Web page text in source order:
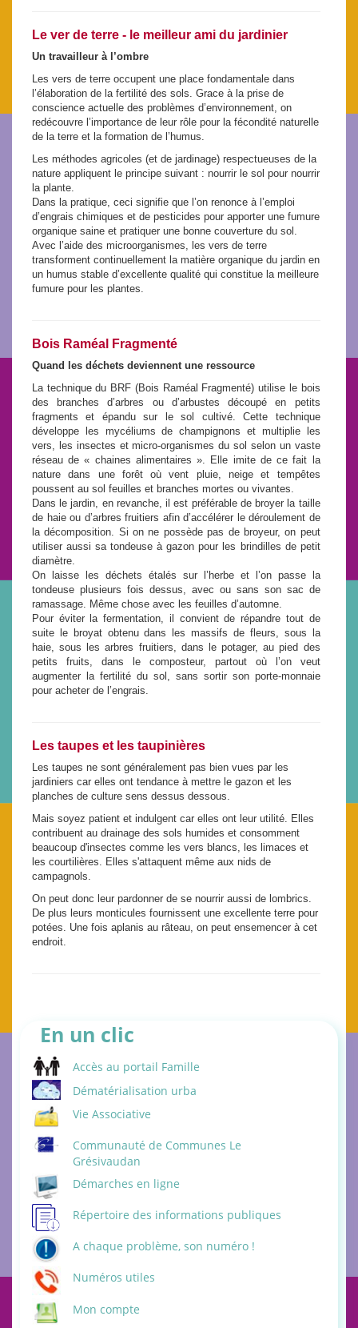
Le ver de terre - le meilleur ami du jardinier
Un travailleur à l’ombre
Les vers de terre occupent une place fondamentale dans
l’élaboration de la fertilité des sols. Grace à la prise de
conscience actuelle des problèmes d’environnement, on
redécouvre l’importance de leur rôle pour la fécondité naturelle
de la terre et la formation de l’humus.
Les méthodes agricoles (et de jardinage) respectueuses de la
nature appliquent le principe suivant : nourrir le sol pour nourrir
la plante.
Dans la pratique, ceci signifie que l’on renonce à l’emploi
d’engrais chimiques et de pesticides pour apporter une fumure
organique saine et pratiquer une bonne couverture du sol.
Avec l’aide des microorganismes, les vers de terre
transforment continuellement la matière organique du jardin en
un humus stable d’excellente qualité qui constitue la meilleure
fumure pour les plantes.
Bois Raméal Fragmenté
Quand les déchets deviennent une ressource
La technique du BRF (Bois Raméal Fragmenté) utilise le bois
des branches d’arbres ou d’arbustes découpé en petits
fragments et épandu sur le sol cultivé. Cette technique
développe les mycéliums de champignons et multiplie les
vers, les insectes et micro-organismes du sol selon un vaste
réseau de « chaines alimentaires ». Elle imite de ce fait la
nature dans une forêt où vent pluie, neige et tempêtes
poussent au sol feuilles et branches mortes ou vivantes.
Dans le jardin, en revanche, il est préférable de broyer la taille
de haie ou d’arbres fruitiers afin d’accélérer le déroulement de
la décomposition. Si on ne possède pas de broyeur, on peut
utiliser aussi sa tondeuse à gazon pour les brindilles de petit
diamètre.
On laisse les déchets étalés sur l’herbe et l’on passe la
tondeuse plusieurs fois dessus, avec ou sans son sac de
ramassage. Même chose avec les feuilles d’automne.
Pour éviter la fermentation, il convient de répandre tout de
suite le broyat obtenu dans les massifs de fleurs, sous la
haie, sous les arbres fruitiers, dans le potager, au pied des
petits fruits, dans le composteur, partout où l’on veut
augmenter la fertilité du sol, sans sortir son porte-monnaie
pour acheter de l’engrais.
Les taupes et les taupinières
Les taupes ne sont généralement pas bien vues par les
jardiniers car elles ont tendance à mettre le gazon et les
planches de culture sens dessus dessous.
Mais soyez patient et indulgent car elles ont leur utilité. Elles
contribuent au drainage des sols humides et consomment
beaucoup d'insectes comme les vers blancs, les limaces et
les courtilières. Elles s'attaquent même aux nids de
campagnols.
On peut donc leur pardonner de se nourrir aussi de lombrics.
De plus leurs monticules fournissent une excellente terre pour
potées. Une fois aplanis au râteau, on peut ensemencer à cet
endroit.
En un clic
Accès au portail Famille
Dématérialisation urba
Vie Associative
Communauté de Communes Le
Grésivaudan
Démarches en ligne
Répertoire des informations publiques
A chaque problème, son numéro !
Numéros utiles
Mon compte